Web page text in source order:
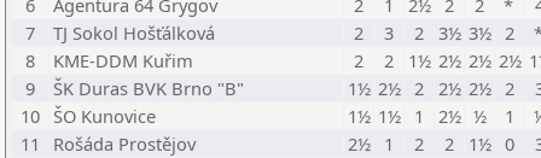
6
Agentura 64 Grygov 2 1 2½ 2 2 *
7
TJ Sokol Hošťálková 2 3 2 3½ 3½ 2
8
KME-DDM Kuřim 2 2 1½ 2½ 2½ 2½
9
ŠK Duras BVK Brno "B" 1½ 2½ 2 2½ 2½ 2
10 ŠO Kunovice 1½ 1½ 1 2½ ½ 1
11
Rošáda Prostějov 2½ 1 2 2 1½ 0